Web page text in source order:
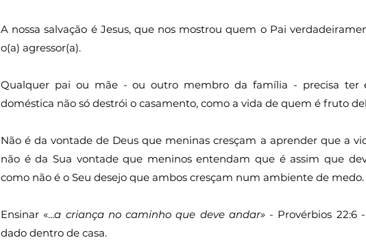
A nossa salvação é Jesus, que nos mostrou quem o Pai
o(a) agressor(a).
Qualquer pai ou mãe - ou outro membro da família - precisa ter
doméstica não só destrói o casamento, como a vida de quem é fruto
Não é da vontade de Deus que meninas cresçam a aprender que a
não é da Sua vontade que meninos entendam que é assim que
como não é o Seu desejo que ambos cresçam num ambiente de medo.
Ensinar «...a criança no caminho que deve andar» - Provérbios 22:6
dado dentro de casa.